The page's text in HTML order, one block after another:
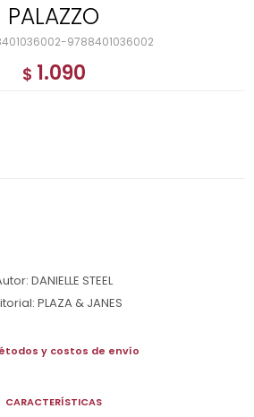
PALAZZO
9788401036002
$ 1.090
DANIELLE STEEL
PLAZA & JANES
y costos de envío
CARACTERÍSTICAS